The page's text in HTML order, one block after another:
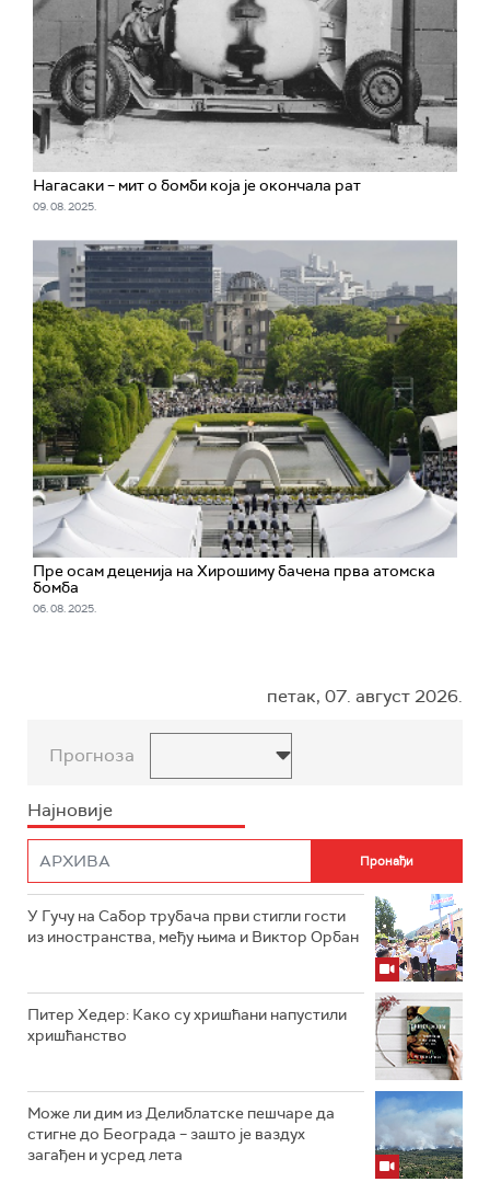
Нагасаки – мит о бомби која је окончала рат
09. 08. 2025.
Пре осам деценија на Хирошиму бачена прва атомска
бомба
06. 08. 2025.
петак, 07. август 2026.
Прогноза
Најновије
У Гучу на Сабор трубача први стигли гости
из иностранства, међу њима и Виктор Орбан
Питер Хедер: Како су хришћани напустили
хришћанство
Може ли дим из Делиблатске пешчаре да
стигне до Београда – зашто је ваздух
загађен и усред лета